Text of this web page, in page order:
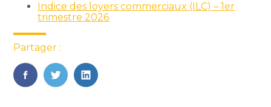
Indice des loyers commerciaux (ILC) – 1er
trimestre 2026
Partager :
FaceBook
TwitterLinkedIn